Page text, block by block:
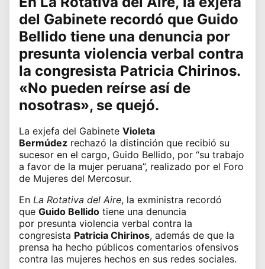
del Gabinete recordó que Guido
Bellido tiene una denuncia por
presunta violencia verbal contra
la congresista Patricia Chirinos.
«No pueden reírse así de
nosotras», se quejó.
La exjefa del Gabinete Violeta
Bermúdez rechazó la distinción que recibió su
sucesor en el cargo, Guido Bellido, por “su trabajo
a favor de la mujer peruana”, realizado por el Foro
de Mujeres del Mercosur.
En La Rotativa del Aire, la exministra recordó
que Guido Bellido tiene una denuncia
por presunta violencia verbal contra la
congresista Patricia Chirinos, además de que la
prensa ha hecho públicos comentarios ofensivos
contra las mujeres hechos en sus redes sociales.